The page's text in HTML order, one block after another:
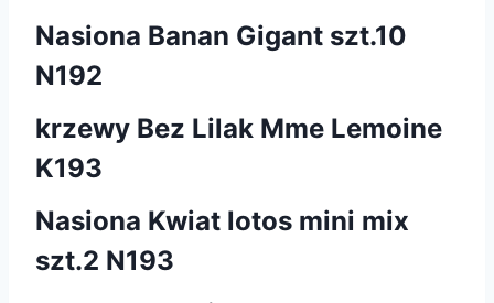
Nasiona Banan Gigant szt.10
N192
krzewy Bez Lilak Mme Lemoine
K193
Nasiona Kwiat lotos mini mix
szt.2 N193